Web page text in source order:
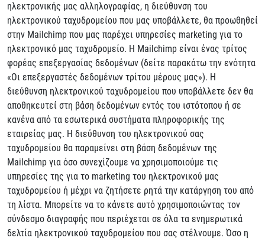
ηλεκτρονικής μας αλληλογραφίας, η διεύθυνση του
ηλεκτρονικού ταχυδρομείου που μας υποβάλλετε, θα προωθηθεί
στην Mailchimp που μας παρέχει υπηρεσίες marketing για το
ηλεκτρονικό μας ταχυδρομείο. Η Mailchimp είναι ένας τρίτος
φορέας επεξεργασίας δεδομένων (δείτε παρακάτω την ενότητα
«Οι επεξεργαστές δεδομένων τρίτου μέρους μας»). Η
διεύθυνση ηλεκτρονικού ταχυδρομείου που υποβάλλετε δεν θα
αποθηκευτεί στη βάση δεδομένων εντός του ιστότοπου ή σε
κανένα από τα εσωτερικά συστήματα πληροφορικής της
εταιρείας μας. Η διεύθυνση του ηλεκτρονικού σας
ταχυδρομείου θα παραμείνει στη βάση δεδομένων της
Mailchimp για όσο συνεχίζουμε να χρησιμοποιούμε τις
υπηρεσίες της για το marketing του ηλεκτρονικού μας
ταχυδρομείου ή μέχρι να ζητήσετε ρητά την κατάργηση του από
τη λίστα. Μπορείτε να το κάνετε αυτό χρησιμοποιώντας τον
σύνδεσμο διαγραφής που περιέχεται σε όλα τα ενημερωτικά
δελτία ηλεκτρονικού ταχυδρομείου που σας στέλνουμε. Όσο η